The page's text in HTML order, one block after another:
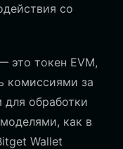
со
это токен EVM,
комиссиями за
обработки
как в
Wallet